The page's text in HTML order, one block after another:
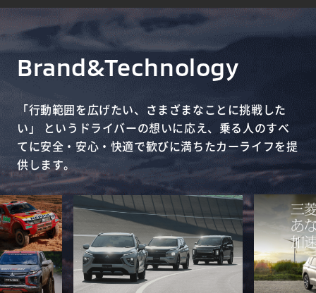
Brand&Technology
「行動範囲を広げたい、さまざまなことに挑戦した
い」 という ドライバーの想いに応え、乗る人のすべ
てに安全・安心・快適で歓びに満ちたカーライフを提
供します。